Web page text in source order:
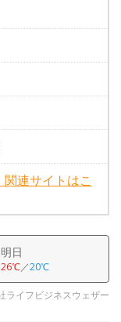
連サイトはこ
明日
26℃／20℃
ライフビジネスウェザー